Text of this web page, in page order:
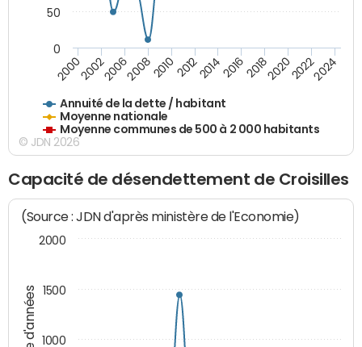
Annuité de la dette / habitant
Moyenne nationale
Moyenne communes de 500 à 2 000 habitants
200020022006200820102012201420162018202020222024
0
50
© JDN 2026
Capacité de désendettement de Croisilles
(Source : JDN d'après ministère de l'Economie)
1000
1500
2000